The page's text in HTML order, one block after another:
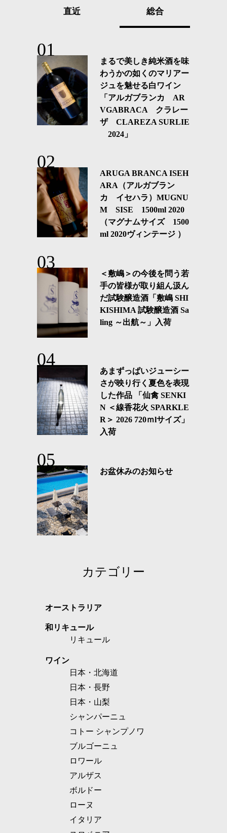
直近 総合
まるで美しき純米酒を味
わうかの如くのマリアー
ジュを魅せる白ワイン
「アルガブランカ AR
VGABRACA クラレー
ザ CLAREZA SURLIE
2024」
ARUGA BRANCA ISEH
ARA（アルガブラン
カ イセハラ）MUGNU
M SISE 1500ml 2020
（マグナムサイズ 1500
ml 2020ヴィンテージ ）
＜敷嶋＞の今後を問う若
手の皆様が取り組ん汲ん
だ試験醸造酒「敷嶋 SHI
KISHIMA 試験醸造酒 Sa
ling ～出航～」入荷
あまずっぱいジューシー
さが映り行く夏色を表現
した作品 「仙禽 SENKI
N ＜線香花火 SPARKLE
R＞ 2026 720ｍlサイズ」
入荷
お盆休みのお知らせ
カテゴリー
オーストラリア
和リキュール
リキュール
ワイン
日本・北海道
日本・長野
日本・山梨
シャンパーニュ
コトー シャンプノワ
ブルゴーニュ
ロワール
アルザス
ボルドー
ローヌ
イタリア